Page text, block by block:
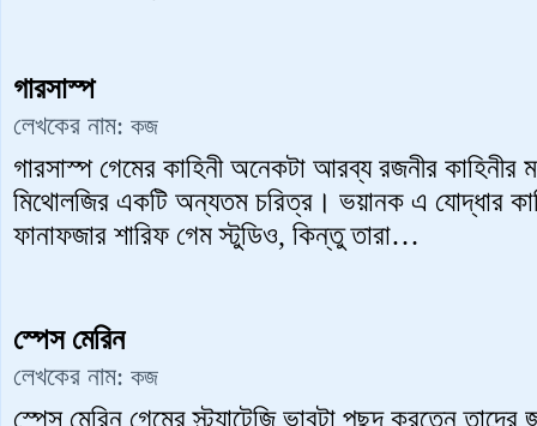
গারসাস্প
লেখকের নাম: কজ
গারসাস্প গেমের কাহিনী অনেকটা আরব্য রজনীর কাহিনীর
মিথোলজির একটি অন্যতম চরিত্র। ভয়ানক এ যোদ্ধার
ফানাফজার শারিফ গেম স্টুডিও, কিন্তু তারা…
স্পেস মেরিন
লেখকের নাম: কজ
স্পেস মেরিন গেমের স্ট্র্যাটেজি ভাবটা পছন্দ করতেন